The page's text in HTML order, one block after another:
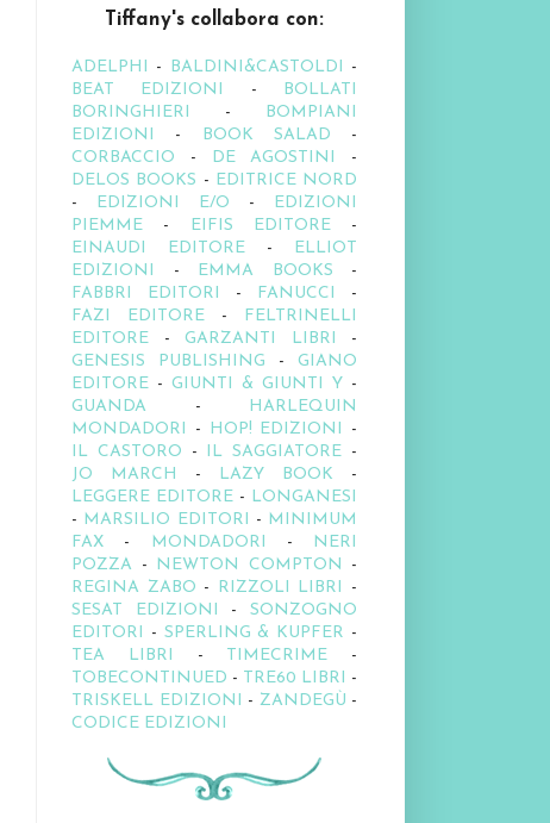
Tiffany's collabora con:
ADELPHI - BALDINI&CASTOLDI -
BEAT EDIZIONI
- BOLLATI
BORINGHIERI - BOMPIANI
EDIZIONI
- BOOK SALAD -
CORBACCIO - DE AGOSTINI
-
DELOS BOOKS - EDITRICE NORD
- EDIZIONI E/O - EDIZIONI
PIEMME - EIFIS EDITORE-
EINAUDI EDITORE - ELLIOT
EDIZIONI
- EMMA BOOKS -
FABBRI EDITORI
- FANUCCI
-
FAZI EDITORE - FELTRINELLI
EDITORE - GARZANTI LIBRI -
GENESIS PUBLISHING - GIANO
EDITORE - GIUNTI & GIUNTI Y -
GUANDA - HARLEQUIN
MONDADORI
- HOP! EDIZIONI
-
IL CASTORO - IL SAGGIATORE -
JO MARCH - LAZY BOOK -
LEGGERE EDITORE - LONGANESI
- MARSILIO EDITORI - MINIMUM
FAX - MONDADORI - NERI
POZZA - NEWTON COMPTON -
REGINA ZABO - RIZZOLI LIBRI
-
SESAT EDIZIONI
-SONZOGNO
EDITORI - SPERLING & KUPFER -
TEA LIBRI
- TIMECRIME -
TOBECONTINUED - TRE60 LIBRI -
TRISKELL EDIZIONI - ZANDEGÙ -
CODICE EDIZIONI